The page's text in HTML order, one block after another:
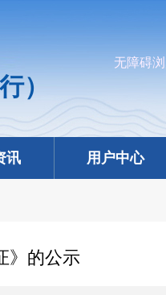
）
无障碍
讯 用户中心
》的公示